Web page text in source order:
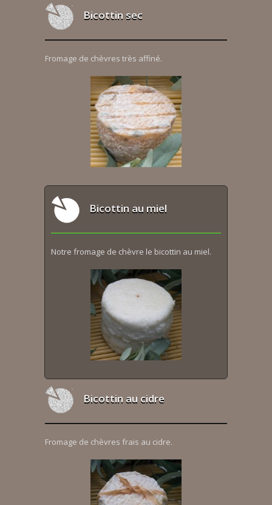
Bicottin sec
Fromage de chèvres très affiné.
Bicottin au miel
Notre fromage de chèvre le bicottin au miel.
Bicottin au cidre
Fromage de chèvres frais au cidre.